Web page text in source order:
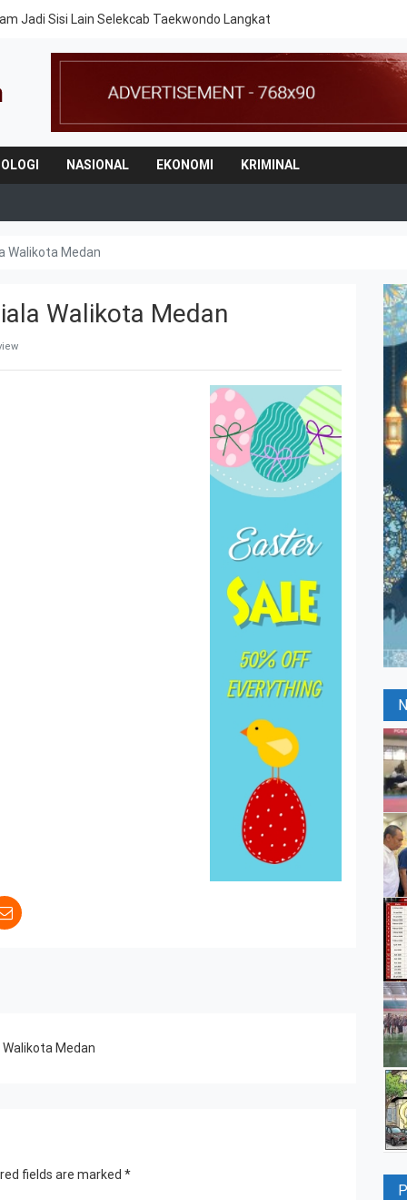
Jadi Sisi Lain Selekcab Taekwondo Langkat
NASIONAL EKONOMI KRIMINAL
Walikota Medan
Walikota Medan
Medan
fields are marked *